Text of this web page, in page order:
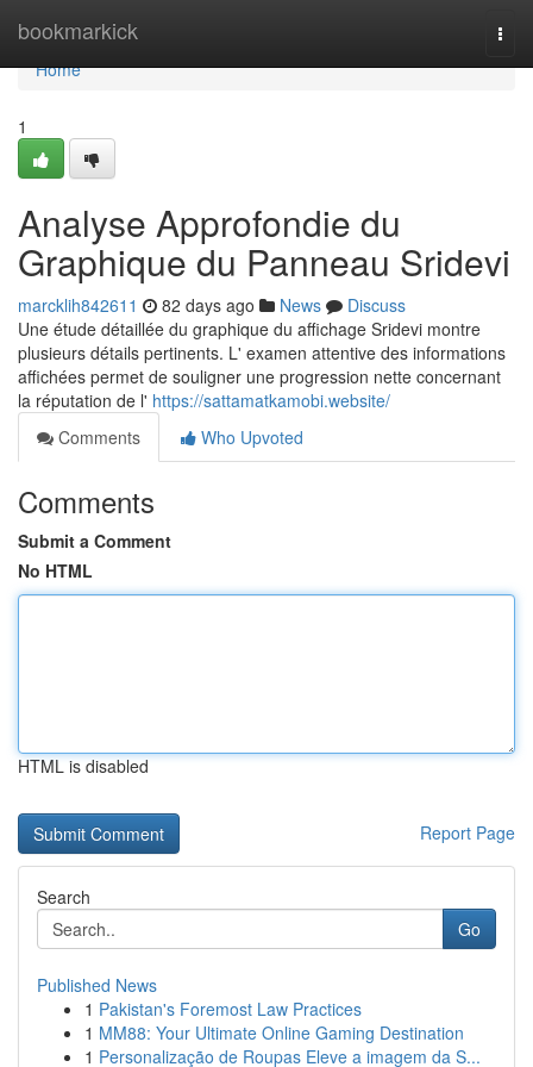
bookmarkick
Home
Home
1
Analyse Approfondie du
Graphique du Panneau Sridevi
marcklih842611 82 days ago News
Discuss
Une étude détaillée du graphique du affichage Sridevi montre
plusieurs détails pertinents. L' examen attentive des informations
affichées permet de souligner une progression nette concernant
la réputation de l' https://sattamatkamobi.website/
Comments
Who Upvoted
Comments
Submit a Comment
No HTML
HTML is disabled
Report Page
Search
Go
Published News
1 Pakistan's Foremost Law Practices
1 MM88: Your Ultimate Online Gaming Destination
1 Personalização de Roupas Eleve a imagem da S...